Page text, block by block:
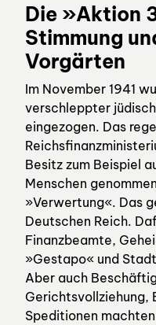
Die »Aktion
Stimmung
Vorgärten
Im November 1941
verschleppter
eingezogen. Das
Besitz zum Beispiel
Menschen
»Verwertung«. Das
Deutschen Reich.
Finanzbeamte,
»Gestapo« und
Aber auch
Gerichtsvollziehung,
Speditionen